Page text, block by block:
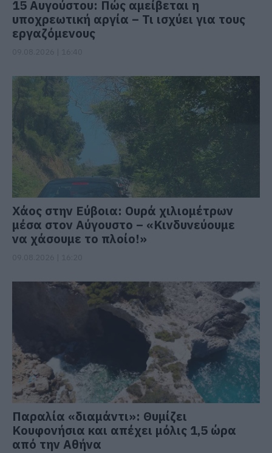
15 Αυγούστου: Πώς αμείβεται η
υποχρεωτική αργία – Τι ισχύει για τους
εργαζόμενους
Χάος στην Εύβοια: Ουρά χιλιομέτρων
μέσα στον Αύγουστο – «Κινδυνεύουμε
να χάσουμε το πλοίο!»
Παραλία «διαμάντι»: Θυμίζει
Κουφονήσια και απέχει μόλις 1,5 ώρα
από την Αθήνα